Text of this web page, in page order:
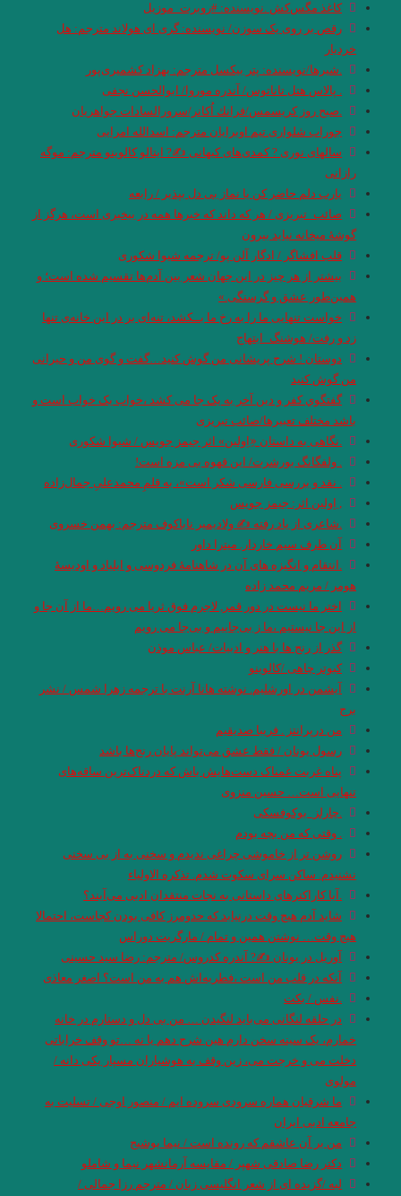
کاغذ مگس‌کش .نویسنده: #روبرت_موزیل
رقص بر روی یک سوزن/ نویسنده: گری ای‌ هولاند مترجم: هل
خردیار
.شیرها/نويسنده: پتر بیکسل مترجم: بهزاد کشمیری‌پور
. پالاس هتل تاناتوس/ آندره موروا/ ابوالحسن نجفی
.صبح روز کریسمس/فرانك اُكانر/سرورالسادات جواهريان
جوراب شلواری.تيم اوبرايان مترجم: اسدالله امرايى
سالهای نوری ? کمدی‌های کیهانی ✍? ایتالو کالوینو مترجم: موگه
رازانی
یارب دلم حاضر کن یا نماز بی دل بپذیر / رابعه
صائب_تبریزی / هر که داند که خبرها همه در بیخبری است، هرگز از
گوشهٔ میخانه نیاید بیرون
قلب افشاگر / ادگار آلن پو/ ترجمه شیوا شکوری
بیشتر از هر چیز در این جهان شعر بین آدم‌ها تقسیم شده است؛ و
همین‌طور عشق و گرسنگی.»
خواست تنهایی ما را به رخ ما بــکشد، تنه‌ای بر در این خانه‌ی تنها
زد و رفت‌/ هوشنگ_ابتهاج
دوستان ! شرح پریشانی من گوش کنید…گفت و گوی من و حیرانی
من گوش کنید
گفتگوي کفر و دین آخر به یک جا می کشد ،خواب یک خواب است و
باشد مختلف تعبیرها/صائب تبریزی
.نگاهی به داستان «ِاِولین» اثر جیمز جویس / شیوا شکوری
. ولفگانگ بورشرت/ این قهوه بی مزه است!
. نقد و بررسی فارسی شکر است»، به قلمِ محمدعلیِ جمال‌زاده
, اِولین اثر: جیمز جویس
.شاعری از یاد رفته ✍ ولادیمیر ناباکوف مترجم: بهمن خسروی
آن طرف سیم خاردار. میترا داور
.انتقام و انگیزه های آن در شاهنامۀ فردوسی و ایلیاد و اودیسۀ
هومر / مریم محمد زاده
اختر ما نیست در دور قمر, لاجرم فوق ثریا می رویم…ما از آن جا و
از این جا نیستیم ،ما ز بی‌جاییم و بی‌جا می رویم
گذر از رنج ها با هنر و ادبیات/ عباس موذن
کبوتر چاهی /کالوینو
آیشمن در اورشلیم. نوشته‌ هانا آرنت با ترجمه زهرا شمس / نشر
برج
من درپرانتز . فریبا صدیقیم
رسول یونان / فقط عشق می‌تواند پایان رنج‌ها باشد
پناه غربت غمناک دست‌هایش باش که دردناک‌ترین ساقه‌های
تنهایی است… حسین منزوی
.چارلز_بوکوفسکی
. وقتی که من بچه بودم
روشن تر از خاموشی چراغی ندیدم و سخنی به از بی سخنی
نشنیدم. ساکن سرای سکوت شدم. تذکره الاولیاء
.آیا کاراکترهای داستانی به نجات منتقدان ادبی می‌آیند؟
شاید آدم هیچ وقت درنیابد که حدومرز کافی بودن کجاست، احتمالا
هیچ وقت… نوشتن همین و تمام / مارگریت دوراس
آوریل در یونان ✍? آندره کدروس/ مترجم: رضا سید حسینی
آنکه در قلب من است ،فطریه‌اش هم به من است؟ اصغر معاذی
.نفس / بکت
در حلقه لنگانی می‌باید لنگیدن … من بی دل و دستارم در خانه
خمارم، یک سینه سخن دارم هین شرح دهم یا نه …تو وقف خراباتی
دخلت می و خرجت می، زین وقف به هوشیاران مسپار یکی دانه /
مولوی
ما شرقیان هماره سرودی سروده ایم / منصور اوجی / تسلیت به
جامعه ادبی ایران
من بر آن عاشقم که رونده است / نیما یوشیج
دکتر رضا صادقی شهپر / مقایسه آرمانشهر نیما و شاملو
لبه /گزیده ای از شعر انگلیسی زبان / مترجم رزا جمالی /